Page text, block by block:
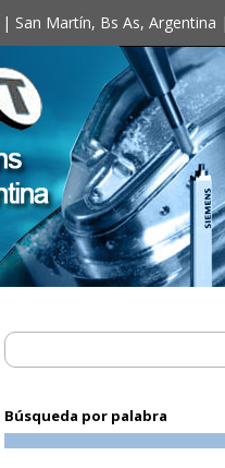
San Martín, Bs As, Argentina
Búsqueda por palabra